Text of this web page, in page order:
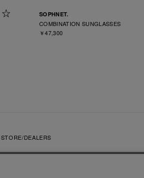
SOPHNET.
COMBINATION SUNGLASSES
￥47,300
STORE/DEALERS
SOPH. MEMBERS